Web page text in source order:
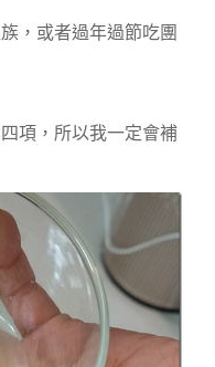
，或者過年過節吃團
項，所以我一定會補